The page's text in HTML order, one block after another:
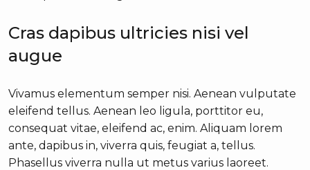
Cras dapibus ultricies nisi vel
augue
Vivamus elementum semper nisi. Aenean vulputate
eleifend tellus. Aenean leo ligula, porttitor eu,
consequat vitae, eleifend ac, enim. Aliquam lorem
ante, dapibus in, viverra quis, feugiat a, tellus.
Phasellus viverra nulla ut metus varius laoreet.